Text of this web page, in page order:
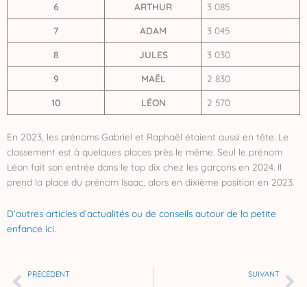
6 ARTHUR 3 085
7 ADAM 3 045
8 JULES 3 030
9 MAËL 2 830
10 LÉON 2 570
En 2023, les prénoms Gabriel et Raphaël étaient aussi en tête. Le
classement est à quelques places près le même. Seul le prénom
Léon fait son entrée dans le top dix chez les garçons en 2024. Il
prend la place du prénom Isaac, alors en dixième position en 2023.
D’autres articles d’actualités ou de conseils autour de la petite
enfance ici.
Précédent
PRÉCÉDENT SUIVANT